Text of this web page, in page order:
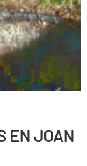
EN JOAN